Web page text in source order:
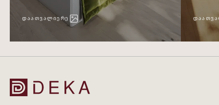
ᲓᲐᲐᲗᲕᲐᲚᲘᲔᲠᲔ